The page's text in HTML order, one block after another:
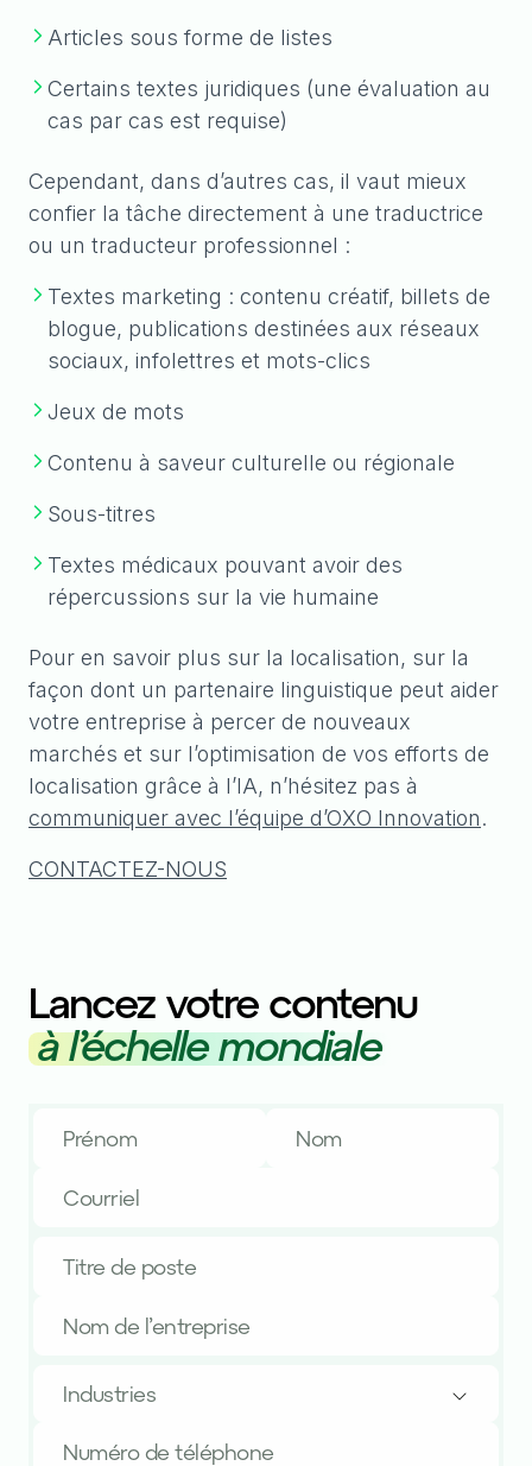
Articles sous forme de listes
Certains textes juridiques (une évaluation au
cas par cas est requise)
Cependant, dans d’autres cas, il vaut mieux
confier la tâche directement à une traductrice
ou un traducteur professionnel :
Textes marketing : contenu créatif, billets de
blogue, publications destinées aux réseaux
sociaux, infolettres et mots-clics
Jeux de mots
Contenu à saveur culturelle ou régionale
Sous-titres
Textes médicaux pouvant avoir des
répercussions sur la vie humaine
Pour en savoir plus sur la localisation, sur la
façon dont un partenaire linguistique peut aider
votre entreprise à percer de nouveaux
marchés et sur l’optimisation de vos efforts de
localisation grâce à l’IA, n’hésitez pas à
communiquer avec l’équipe d’OXO Innovation.
CONTACTEZ-NOUS
Lancez votre contenu
à l’échelle mondiale
Industries